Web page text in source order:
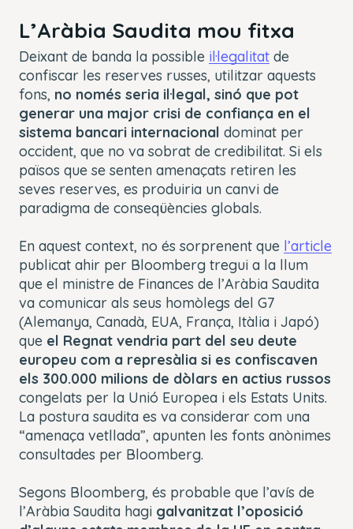
L’Aràbia Saudita mou fitxa
Deixant de banda la possible il·legalitat de
confiscar les reserves russes, utilitzar aquests
fons, no només seria il·legal, sinó que pot
generar una major crisi de confiança en el
sistema bancari internacional dominat per
occident, que no va sobrat de credibilitat. Si els
països que se senten amenaçats retiren les
seves reserves, es produiria un canvi de
paradigma de conseqüències globals.
En aquest context, no és sorprenent que l’article
publicat ahir per Bloomberg tregui a la llum
que el ministre de Finances de l’Aràbia Saudita
va comunicar als seus homòlegs del G7
(Alemanya, Canadà, EUA, França, Itàlia i Japó)
que el Regnat vendria part del seu deute
europeu com a represàlia si es confiscaven
els 300.000 milions de dòlars en actius russos
congelats per la Unió Europea i els Estats Units.
La postura saudita es va considerar com una
“amenaça vetllada”, apunten les fonts anònimes
consultades per Bloomberg.
Segons Bloomberg, és probable que l’avís de
l’Aràbia Saudita hagi galvanitzat l’oposició